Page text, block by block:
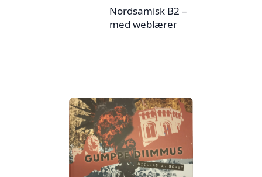
Nordsamisk B2 –
med weblærer